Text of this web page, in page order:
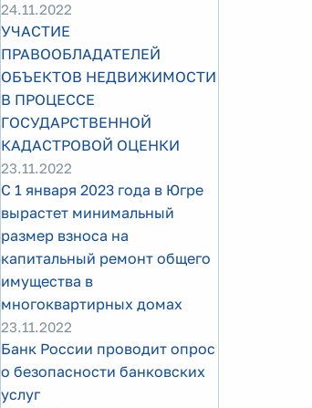
24.11.2022
УЧАСТИЕ
ПРАВООБЛАДАТЕЛЕЙ
ОБЪЕКТОВ НЕДВИЖИМОСТИ
В ПРОЦЕССЕ
ГОСУДАРСТВЕННОЙ
КАДАСТРОВОЙ ОЦЕНКИ
23.11.2022
С 1 января 2023 года в Югре
вырастет минимальный
размер взноса на
капитальный ремонт общего
имущества в
многоквартирных домах
23.11.2022
Банк России проводит опрос
о безопасности банковских
услуг